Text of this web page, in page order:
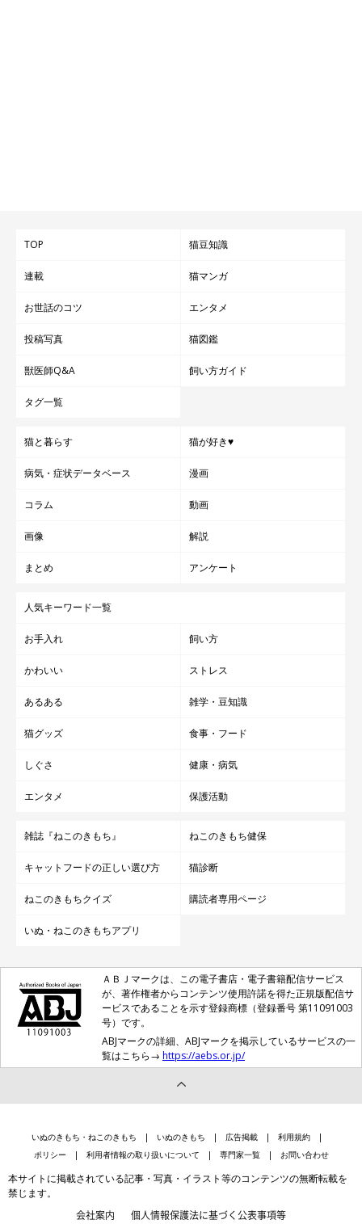
TOP 猫豆知識
連載 猫マンガ
お世話のコツ エンタメ
投稿写真 猫図鑑
獣医師Q&A 飼い方ガイド
タグ一覧
猫と暮らす 猫が好き♥
病気・症状データベース 漫画
コラム 動画
画像 解説
まとめ アンケート
人気キーワード一覧
お手入れ 飼い方
かわいい ストレス
あるある 雑学・豆知識
猫グッズ 食事・フード
しぐさ 健康・病気
エンタメ 保護活動
雑誌『ねこのきもち』 ねこのきもち健保
キャットフードの正しい選び方 猫診断
ねこのきもちクイズ 購読者専用ページ
いぬ・ねこのきもちアプリ
ＡＢＪマークは、この電子書店・電子書籍配信サービス
が、著作権者からコンテンツ使用許諾を得た正規版配信サ
ービスであることを示す登録商標（登録番号 第11091003
号）です。
ABJマークの詳細、ABJマークを掲示しているサービスの一
覧はこちら→ https://aebs.or.jp/
いぬのきもち・ねこのきもち いぬのきもち 広告掲載
利用規約
ポリシー
利用者情報の取り扱いについて 専門家一覧 お問い合わせ
本サイトに掲載されている記事・写真・イラスト等のコンテンツの無断転載を
禁じます。
会社案内 個人情報保護法に基づく公表事項等